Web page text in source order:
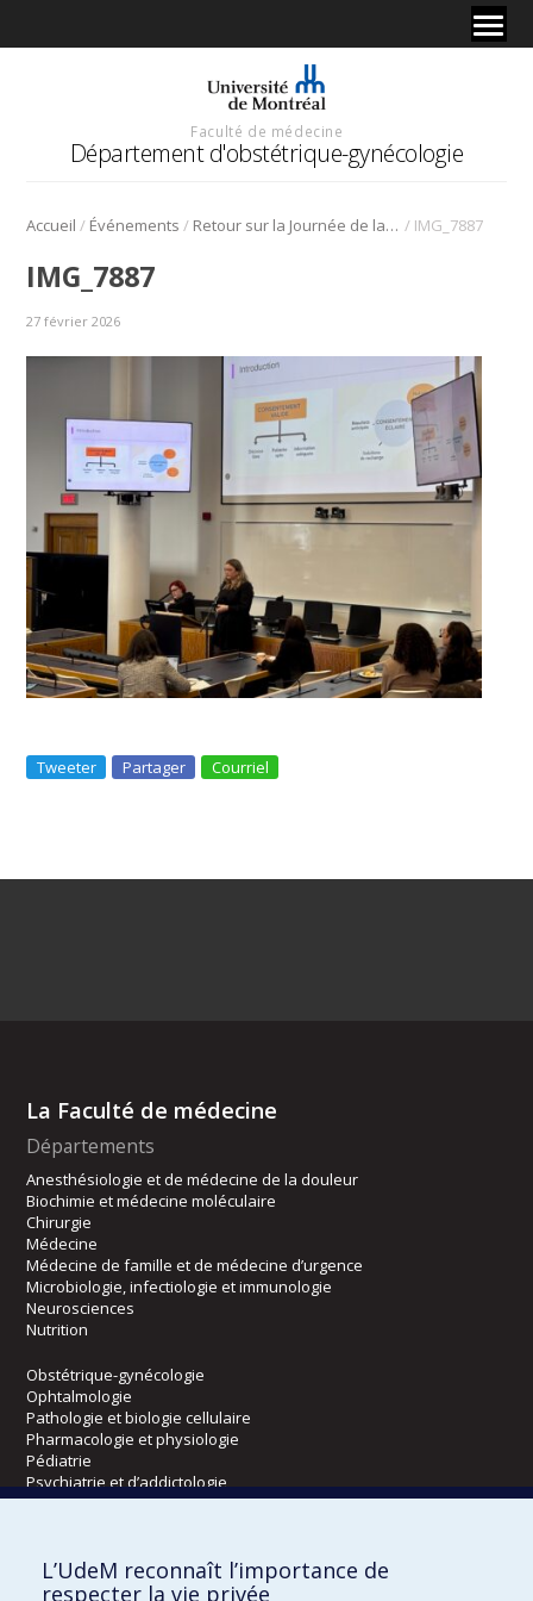
Faculté de médecine
Département d'obstétrique-gynécologie
Accueil / Événements / Retour sur la Journée de la recherche 2025 / IMG_7887
IMG_7887
27 février 2026
Tweeter Partager Courriel
La Faculté de médecine
Départements
Anesthésiologie et de médecine de la douleur
Biochimie et médecine moléculaire
Chirurgie
Médecine
Médecine de famille et de médecine d’urgence
Microbiologie, infectiologie et immunologie
Neurosciences
Nutrition
Obstétrique-gynécologie
Ophtalmologie
Pathologie et biologie cellulaire
Pharmacologie et physiologie
Pédiatrie
Psychiatrie et d’addictologie
Radiologie, radio-oncologie et médecine nucléaire
Écoles
L’UdeM reconnaît l’importance de
respecter la vie privée